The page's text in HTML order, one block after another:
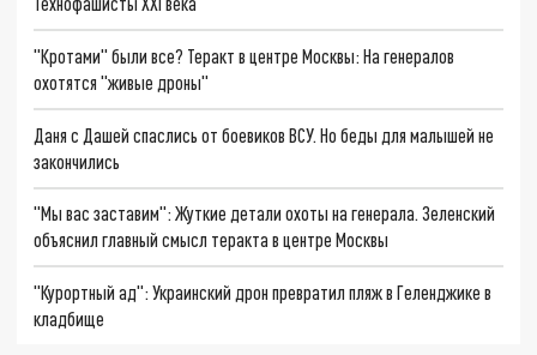
"Кротами" были все? Теракт в центре Москвы: На генералов
охотятся "живые дроны"
Даня с Дашей спаслись от боевиков ВСУ. Но беды для малышей не
закончились
"Мы вас заставим": Жуткие детали охоты на генерала. Зеленский
объяснил главный смысл теракта в центре Москвы
"Курортный ад": Украинский дрон превратил пляж в Геленджике в
кладбище